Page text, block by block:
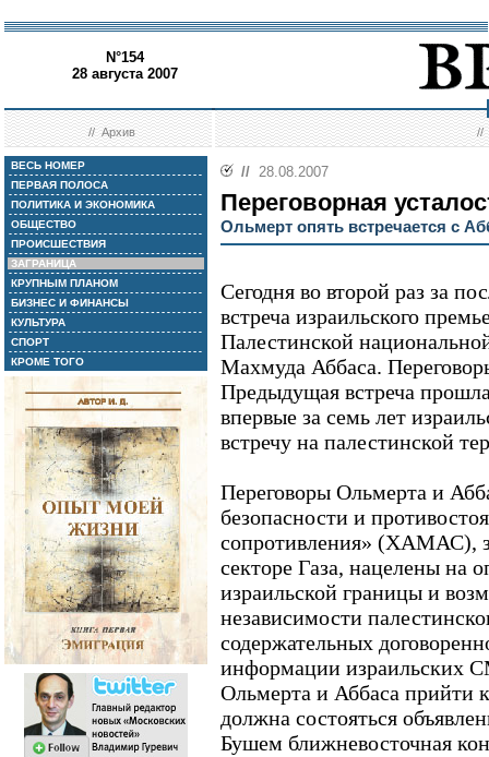
N°154
28 августа 2007
//Архив //
ВЕСЬ НОМЕР
ПЕРВАЯ ПОЛОСА
ПОЛИТИКА И ЭКОНОМИКА
ОБЩЕСТВО
ПРОИСШЕСТВИЯ
ЗАГРАНИЦА
КРУПНЫМ ПЛАНОМ
БИЗНЕС И ФИНАНСЫ
КУЛЬТУРА
СПОРТ
КРОМЕ ТОГО
// 28.08.2007
Переговорная
Ольмерт опять встречается с
Сегодня во второй раз за
встреча израильского
Палестинской
Махмуда Аббаса.
Предыдущая встреча
впервые за семь лет
встречу на палестинской
Переговоры Ольмерта и
безопасности и
сопротивления» (ХАМАС),
секторе Газа, нацелены на
израильской границы и
независимости
содержательных
информации израильских
Ольмерта и Аббаса прийти
должна состояться
Бушем ближневосточная